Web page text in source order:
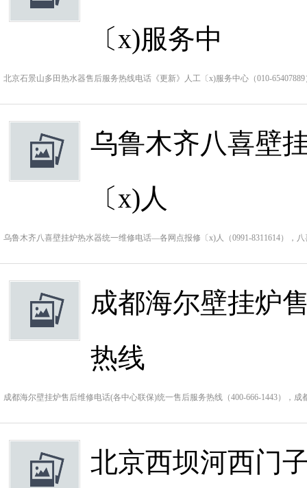
〔x)服务中
北京石景山多田热水器售后服务热线电话《更新》人工〔x)服务中心（010-
乌鲁木齐八喜壁
〔x)人
乌鲁木齐八喜壁挂炉热水器统一维修电话—各网点报修〔x)人（0991-8311614），
成都海尔壁挂炉
热线
成都海尔壁挂炉售后维修电话(各中心联保)统一售后服务热线（400-666-1443），
北京西坝河西门